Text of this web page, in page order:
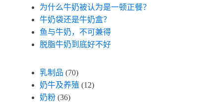
为什么牛奶被认为是一顿正餐？
牛奶袋还是牛奶盒？
鱼与牛奶，不可兼得
脱脂牛奶到底好不好
乳制品 (70)
奶牛及养殖 (12)
奶粉 (36)